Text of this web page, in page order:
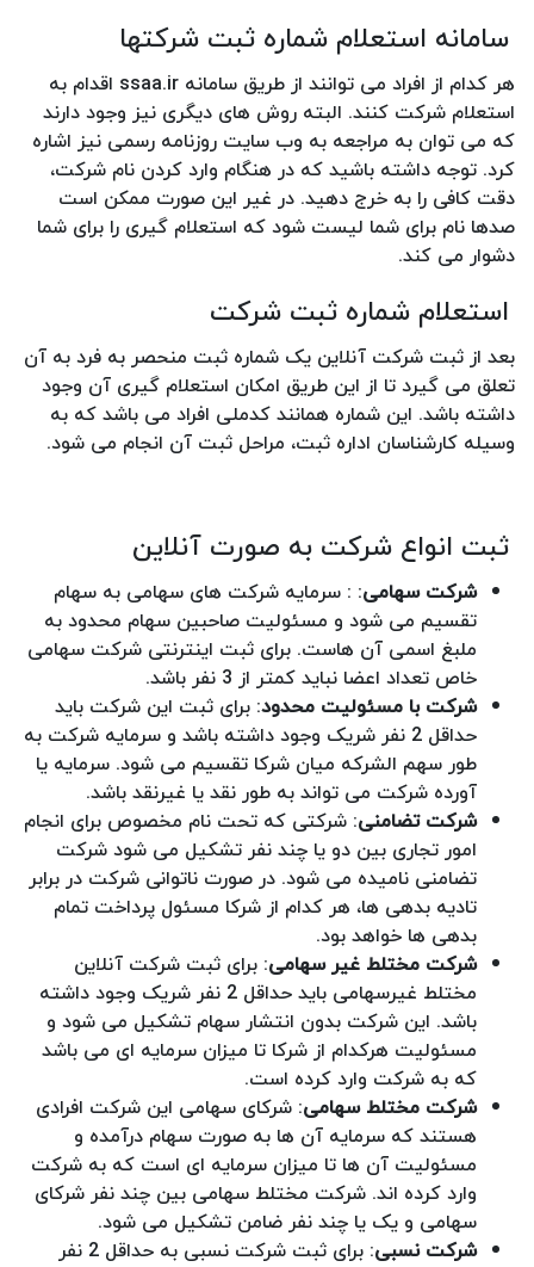
سامانه استعلام شماره ثبت شرکتها
هر کدام از افراد می توانند از طریق سامانه ssaa.ir اقدام به
استعلام شرکت کنند. البته روش های دیگری نیز وجود دارند
که می توان به مراجعه به وب سایت روزنامه رسمی نیز اشاره
کرد. توجه داشته باشید که در هنگام وارد کردن نام شرکت،
دقت کافی را به خرج دهید. در غیر این صورت ممکن است
صدها نام برای شما لیست شود که استعلام گیری را برای شما
دشوار می کند.
استعلام شماره ثبت شرکت
بعد از ثبت شرکت آنلاین یک شماره ثبت منحصر به فرد به آن
تعلق می گیرد تا از این طریق امکان استعلام گیری آن وجود
داشته باشد. این شماره همانند کدملی افراد می باشد که به
وسیله کارشناسان اداره ثبت، مراحل ثبت آن انجام می شود.
ثبت انواع شرکت به صورت آنلاین
شرکت سهامی: : سرمایه شرکت های سهامی به سهام
تقسیم می شود و مسئولیت صاحبین سهام محدود به
ملبغ اسمی آن هاست. برای ثبت اینترنتی شرکت سهامی
خاص تعداد اعضا نباید کمتر از 3 نفر باشد.
شرکت با مسئولیت محدود: برای ثبت این شرکت باید
حداقل 2 نفر شریک وجود داشته باشد و سرمایه شرکت به
طور سهم الشرکه میان شرکا تقسیم می شود. سرمایه یا
آورده شرکت می تواند به طور نقد یا غیرنقد باشد.
شرکت تضامنی: شرکتی که تحت نام مخصوص برای انجام
امور تجاری بین دو یا چند نفر تشکیل می شود شرکت
تضامنی نامیده می شود. در صورت ناتوانی شرکت در برابر
تادیه بدهی ها، هر کدام از شرکا مسئول پرداخت تمام
بدهی ها خواهد بود.
شرکت مختلط غیر سهامی: برای ثبت شرکت آنلاین
مختلط غیرسهامی باید حداقل 2 نفر شریک وجود داشته
باشد. این شرکت بدون انتشار سهام تشکیل می شود و
مسئولیت هرکدام از شرکا تا میزان سرمایه ای می باشد
که به شرکت وارد کرده است.
شرکت مختلط سهامی: شرکای سهامی این شرکت افرادی
هستند که سرمایه آن ها به صورت سهام درآمده و
مسئولیت آن ها تا میزان سرمایه ای است که به شرکت
وارد کرده اند. شرکت مختلط سهامی بین چند نفر شرکای
سهامی و یک یا چند نفر ضامن تشکیل می شود.
شرکت نسبی
: برای ثبت شرکت نسبی به حداقل 2 نفر